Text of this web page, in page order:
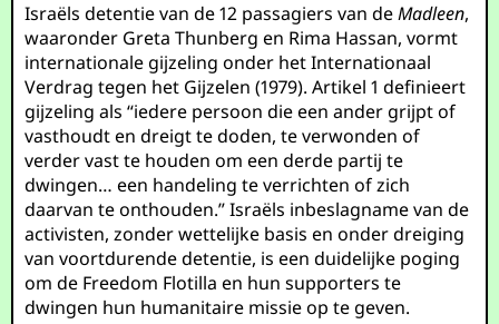
Israëls detentie van de 12 passagiers van deMadleen,
waaronder Greta Thunberg en Rima Hassan, vormt
internationale gijzeling onder het Internationaal
Verdrag tegen het Gijzelen (1979). Artikel 1 definieert
gijzeling als “iedere persoon die een ander grijpt of
vasthoudt en dreigt te doden, te verwonden of
verder vast te houden om een derde partij te
dwingen… een handeling te verrichten of zich
daarvan te onthouden.” Israëls inbeslagname van de
activisten, zonder wettelijke basis en onder dreiging
van voortdurende detentie, is een duidelijke poging
om de Freedom Flotilla en hun supporters te
dwingen hun humanitaire missie op te geven.